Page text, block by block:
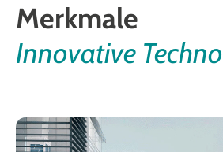
Merkmale
Innovative